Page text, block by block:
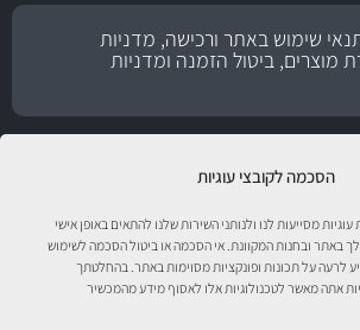
הסכמה לקובצי עוגיות
עוגיות מסייעות לנו ולנותני השירות שלנו להתאים באופן אישי
באתר ובחנות המקוונת. אי הסכמה או ביטול הסכמה לשימוש
לרעה על תכונות ופונקציות מסוימות באתר. בהחלטתך
אתה מאשר לטכנולוגיות אלו לאסוף מידע מהמכשיר
שימוש באתר ורכישה, מדניות
מוצרים, ביטול הזמנה ומדניות